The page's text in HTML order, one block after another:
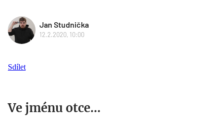
Jan Studnička
12.2.2020, 10:00
Sdílet
Ve jménu otce...